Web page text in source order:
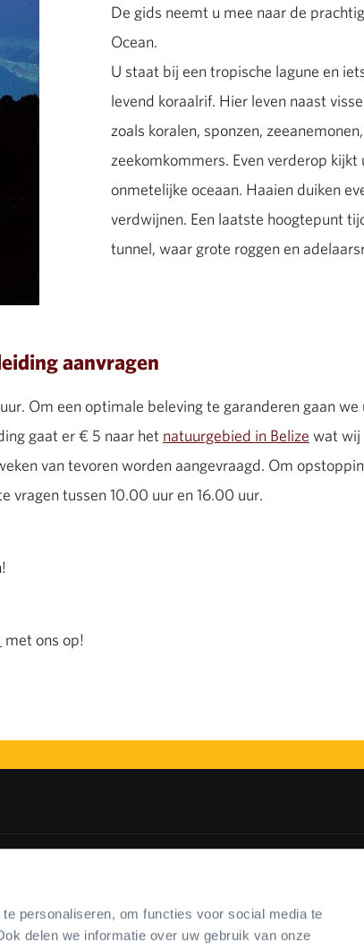
personaliseren, om functies voor social media te
delen we informatie over uw gebruik van onze
De gids neemt u mee naar de
Ocean.
U staat bij een tropische lagune en
levend koraalrif. Hier leven naast
zoals koralen, sponzen,
zeekomkommers. Even verderop kijkt
onmetelijke oceaan. Haaien duiken
verdwijnen. Een laatste hoogtepunt
tunnel, waar grote roggen en
aanvragen
Om een optimale beleving te garanderen gaan we
gaat er € 5 naar het natuurgebied in Belize wat wij
van tevoren worden aangevraagd. Om
vragen tussen 10.00 uur en 16.00 uur.
met ons op!
training